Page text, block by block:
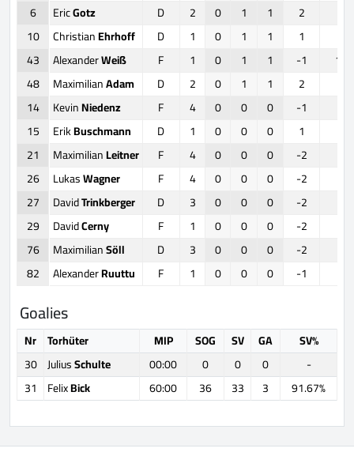
6
EricGotz D 2 0 1 1 2
10
ChristianEhrhoff D 1 0 1 1 1
43
AlexanderWeiß F 1 0 1 1 -1
10
48
MaximilianAdam D 2 0 1 1 2
14
KevinNiedenz F 4 0 0 0 -1
15
ErikBuschmann D 1 0 0 0 1
21
MaximilianLeitner F 4 0 0 0 -2
26
LukasWagner F 4 0 0 0 -2
27
DavidTrinkberger D 3 0 0 0 -2
29
DavidCerny F 1 0 0 0 -2
76
MaximilianSöll D 3 0 0 0 -2
82
AlexanderRuuttu F 1 0 0 0 -1
Goalies
Nr Torhüter MIP SOG SV GA
SV%
30 JuliusSchulte 00:00 0 0 0
-
31
FelixBick 60:00 36 33 3 91.67%